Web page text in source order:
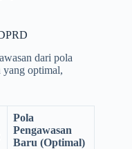
dari pola
yang optimal,
Pola
Pengawasan
Baru (Optimal)